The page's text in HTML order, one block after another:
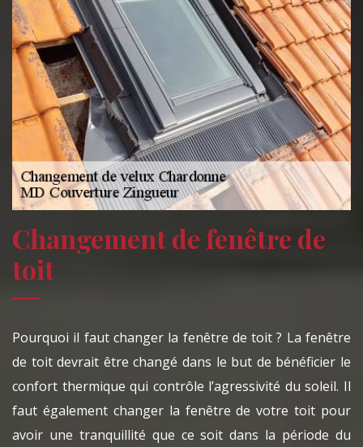
Changement de fenêtre de
toit
Pourquoi il faut changer la fenêtre de toit ? La fenêtre
de toit devrait être changé dans le but de bénéficier le
confort thermique qui contrôle l’agressivité du soleil. Il
faut également changer la fenêtre de votre toit pour
avoir une tranquillité que ce soit dans la période du